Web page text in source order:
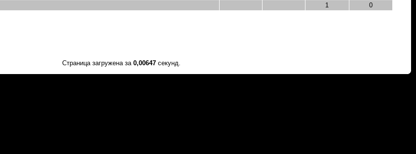
1 0
Страница загружена за 0,00647 секунд.